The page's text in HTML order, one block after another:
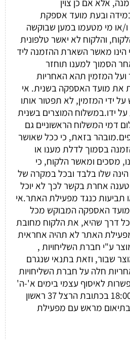
אלא אם כן צוין
ובעת מועד אספקת
ו/או מי מטעמו במען שבוקשה
והלקוח לא יאשר טלפונית
הינו מאשר השארת ההזמנה ליד
הסמוך למענו תוחזר
המזמין תהא האחריות
את מועד האספקה בשנית. אי
ידי המזמין, לא תפטור אותו
ידו.במשלוח המוצרים בשנית
דמי המשלוח הראשוניים גם
בזאת, כי ככל שאושר
בסמוך לדלת מענו או
מסכים ומאשר הלקוח, כי
שלו בלבד ובכל במקרה של
טענה אחרת בקשר לכך לא יוכל
תביעות כנגד מפעילת האתר.אי
האספקה המבוקש מכל
דרך שהיא, את הלקוח מחובת
האתר לא תהיה אחראית
ע"י חברת השליחויות ,
שבור, וזאת בתנאי שנגרם
חלה על חברת השליחויות
לאיסוף עצמי בימים א'-ה'
החל בין השעות 09:00 – 18:00 בכתובת הרצל 37 ראשון
בתיאום מראש עם מפעילת